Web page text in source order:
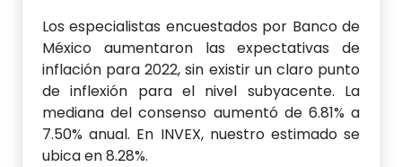
Los especialistas encuestados por Banco de
México aumentaron las expectativas de
inflación para 2022, sin existir un claro punto
de inflexión para el nivel subyacente. La
mediana del consenso aumentó de 6.81% a
7.50% anual. En INVEX, nuestro estimado se
ubica en 8.28%.